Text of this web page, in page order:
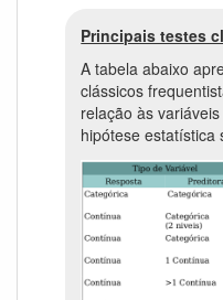
Principais testes
A tabela abaixo
clássicos
relação às
hipótese estatística